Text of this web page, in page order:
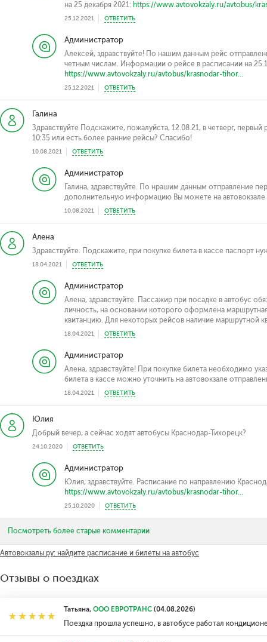
на 25 декабря 2021: https://www.avtovokzaly.ru/avtobus/
25.12.2021 ОТВЕТИТЬ
Администратор
Алексей, здравствуйте! По нашим данным рейс
четным числам. Информации о рейсе в расписании на
https://www.avtovokzaly.ru/avtobus/krasnodar-tihor...
25.12.2021 ОТВЕТИТЬ
Галина
Здравствуйте Подскажите, пожалуйста, 12.08.21, в четверг, первый
10:35 или есть более ранние рейсы? Спасибо!
10.08.2021 ОТВЕТИТЬ
Администратор
Галина, здравствуйте. По нрашим данным отправление
дополнительную информацию Вы можете на автовокзале
10.08.2021 ОТВЕТИТЬ
Алена
Здравствуйте. Подскажите, при покупке билета в кассе паспорт
18.04.2021 ОТВЕТИТЬ
Администратор
Алена, здравствуйте. Пассажир при посадке в автобус
личность, на основании которого оформлена
квитанцию. Для некоторых рейсов наличие маршрутной
18.04.2021 ОТВЕТИТЬ
Администратор
Алена, здравствуйте! При покупке билета необходимо
билета в кассе можно уточнить на автовокзале
18.04.2021 ОТВЕТИТЬ
Юлия
Добрый вечер, а сейчас ходят автобусы Краснодар-Тихорецк?
24.10.2020 ОТВЕТИТЬ
Администратор
Юлия, здравствуйте. Расписание по направлению
https://www.avtovokzaly.ru/avtobus/krasnodar-tihor...
25.10.2020 ОТВЕТИТЬ
Посмотреть более старые комментарии
Автовокзалы.ру: найдите расписание и билеты на автобус
Отзывы о поездках
Татьяна, ООО ЕВРОТРАНС(04.08.2026)
Поездка прошла успешно, в автобусе работал